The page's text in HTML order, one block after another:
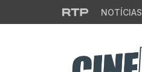
Saltar para o conteúdo principal
NOTÍCIAS